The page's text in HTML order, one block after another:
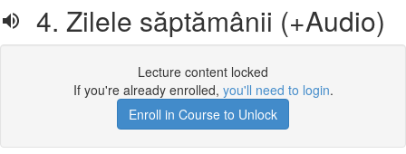
4. Zilele săptămânii (+Audio)
Lecture content locked
If you're already enrolled, you'll need to login.
Enroll in Course to Unlock